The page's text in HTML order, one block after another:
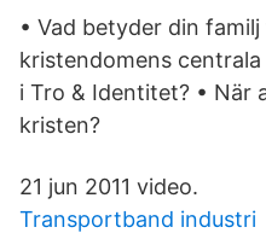
• Vad betyder din
kristendomens
i Tro & Identitet? • När
kristen?
21 jun 2011 video.
Transportband industri